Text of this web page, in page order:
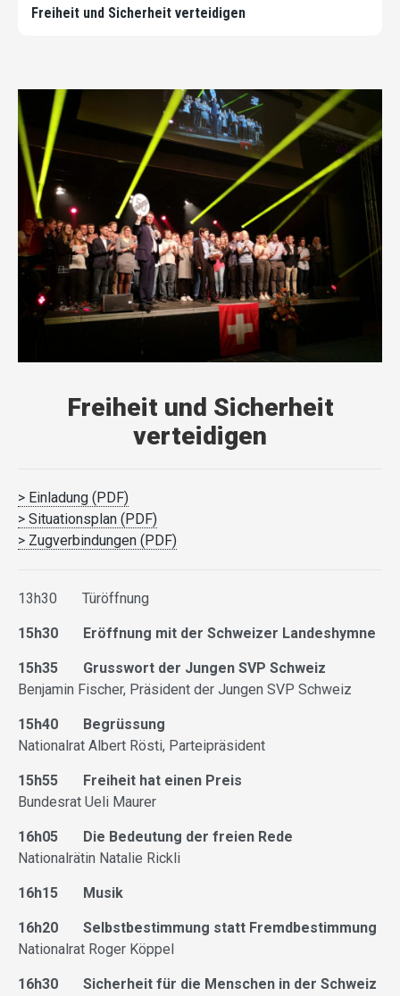
Freiheit und Sicherheit verteidigen
Freiheit und Sicherheit
verteidigen
> Einladung (PDF)
> Situationsplan (PDF)
> Zugverbindungen (PDF)
13h30 Türöffnung
15h30 Eröffnung mit der Schweizer Landeshymne
15h35 Grusswort der Jungen SVP Schweiz
Benjamin Fischer, Präsident der Jungen SVP Schweiz
15h40 Begrüssung
Nationalrat Albert Rösti, Parteipräsident
15h55 Freiheit hat einen Preis
Bundesrat Ueli Maurer
16h05 Die Bedeutung der freien Rede
Nationalrätin Natalie Rickli
16h15 Musik
16h20 Selbstbestimmung statt Fremdbestimmung
Nationalrat Roger Köppel
16h30 Sicherheit für die Menschen in der Schweiz